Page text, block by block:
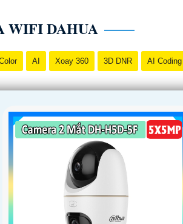
WIFI DAHUA
AI Xoay 360 3D DNR AI Coding